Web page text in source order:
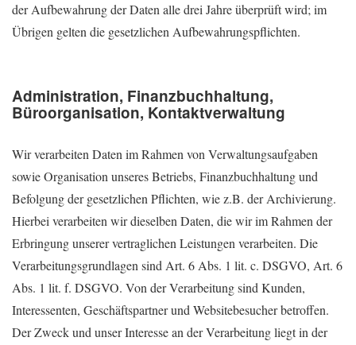
der Aufbewahrung der Daten alle drei Jahre überprüft wird; im
Übrigen gelten die gesetzlichen Aufbewahrungspflichten.
Administration, Finanzbuchhaltung,
Büroorganisation, Kontaktverwaltung
Wir verarbeiten Daten im Rahmen von Verwaltungsaufgaben
sowie Organisation unseres Betriebs, Finanzbuchhaltung und
Befolgung der gesetzlichen Pflichten, wie z.B. der Archivierung.
Hierbei verarbeiten wir dieselben Daten, die wir im Rahmen der
Erbringung unserer vertraglichen Leistungen verarbeiten. Die
Verarbeitungsgrundlagen sind Art. 6 Abs. 1 lit. c. DSGVO, Art. 6
Abs. 1 lit. f. DSGVO. Von der Verarbeitung sind Kunden,
Interessenten, Geschäftspartner und Websitebesucher betroffen.
Der Zweck und unser Interesse an der Verarbeitung liegt in der